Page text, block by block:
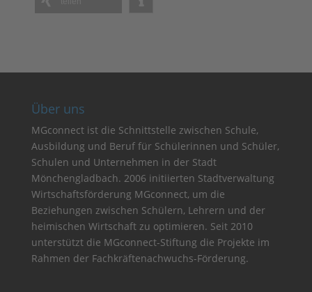
Über uns
MGconnect ist die Schnittstelle zwischen Schule,
Ausbildung und Beruf für Schülerinnen und Schüler,
Schulen und Unternehmen in der Stadt
Mönchengladbach. 2006 initiierten Stadtverwaltung
Wirtschaftsförderung MGconnect, um die
Beziehungen zwischen Schülern, Lehrern und der
heimischen Wirtschaft zu optimieren. Seit 2010
unterstützt die MGconnect-Stiftung die Projekte im
Rahmen der Fachkräftenachwuchs-Förderung.